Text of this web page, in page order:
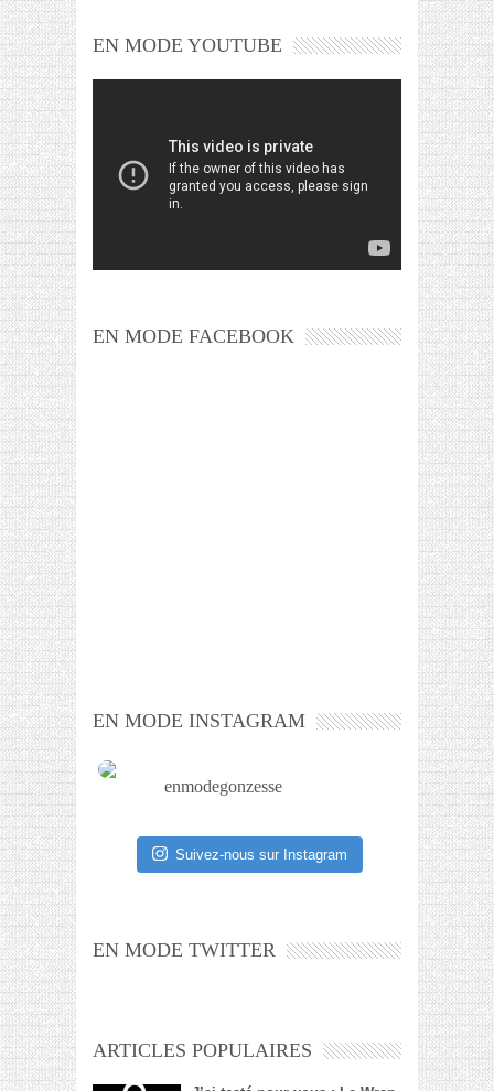
EN MODE YOUTUBE
EN MODE FACEBOOK
EN MODE INSTAGRAM
enmodegonzesse
Suivez-nous sur Instagram
EN MODE TWITTER
ARTICLES POPULAIRES